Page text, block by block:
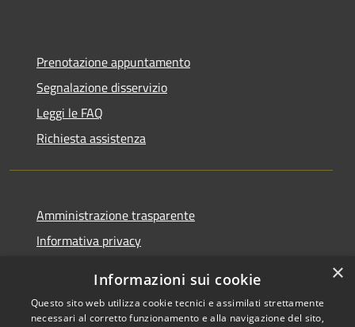
Prenotazione appuntamento
Segnalazione disservizio
Leggi le FAQ
Richiesta assistenza
Amministrazione trasparente
Informativa privacy
Dichiarazione di accessibilità
×
Informazioni sui cookie
Questo sito web utilizza cookie tecnici e assimilati strettamente
necessari al corretto funzionamento e alla navigazione del sito,